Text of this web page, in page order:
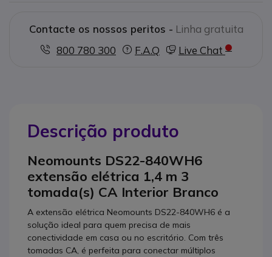
Contacte os nossos peritos - Linha gratuita
800 780 300
F.A.Q Live Chat
Descrição produto
Neomounts DS22-840WH6
extensão elétrica 1,4 m 3
tomada(s) CA Interior Branco
A extensão elétrica Neomounts DS22-840WH6 é a
solução ideal para quem precisa de mais
conectividade em casa ou no escritório. Com três
tomadas CA, é perfeita para conectar múltiplos